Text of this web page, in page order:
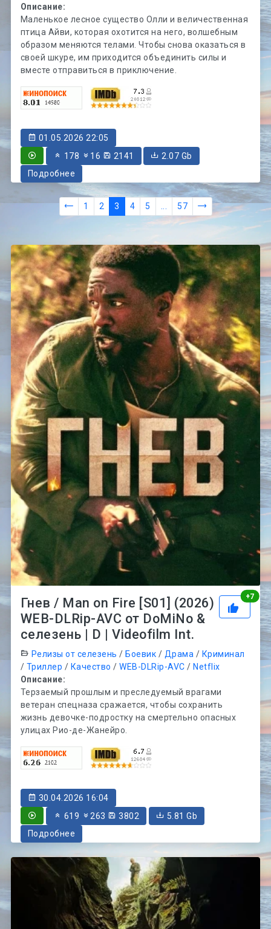
Описание:
Маленькое лесное существо Олли и величественная
птица Айви, которая охотится на него, волшебным
образом меняются телами. Чтобы снова оказаться в
своей шкуре, им приходится объединить силы и
вместе отправиться в приключение.
01.05.2026 22:05
178
16 2141
2.07 Gb
Подробнее
1 2 3 4 5 ... 57
+7
Гнев / Man on Fire [S01] (2026)
WEB-DLRip-AVC от DoMiNo &
селезень | D | Videofilm Int.
Релизы от селезень / Боевик / Драма / Криминал
/ Триллер / Качество /WEB-DLRip-AVC / Netflix
Описание:
Терзаемый прошлым и преследуемый врагами
ветеран спецназа сражается, чтобы сохранить
жизнь девочке-подростку на смертельно опасных
улицах Рио-де-Жанейро.
30.04.2026 16:04
619
263 3802
5.81 Gb
Подробнее